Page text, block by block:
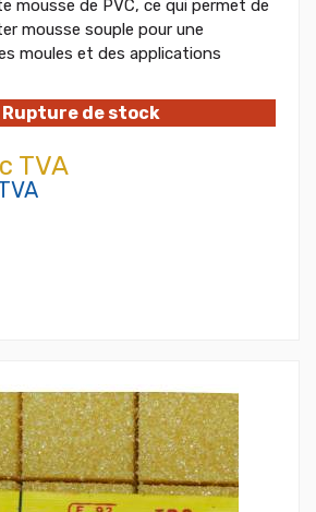
mousse de PVC, ce qui permet de
mousse souple pour une
moules et des applications
Rupture de stock
TVA